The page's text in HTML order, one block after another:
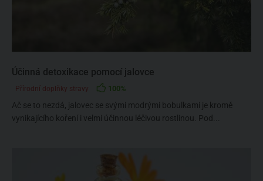
Účinná detoxikace pomocí jalovce
Přírodní doplňky stravy 100%
Ač se to nezdá, jalovec se svými modrými bobulkami je kromě
vynikajícího koření i velmi účinnou léčivou rostlinou. Pod...